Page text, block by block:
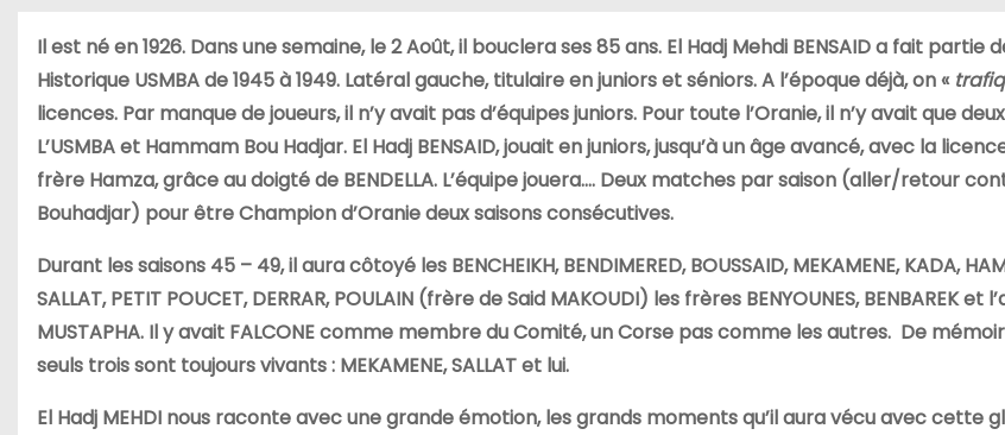
Il est né en 1926. Dans une semaine, le 2 Août, il bouclera ses 85 ans. El Hadj Mehdi BENSAID a fait partie
Historique USMBA de 1945 à 1949. Latéral gauche, titulaire en juniors et séniors. A l’époque déjà, on «
licences. Par manque de joueurs, il n’y avait pas d’équipes juniors. Pour toute l’Oranie, il n’y avait que
L’USMBA et Hammam Bou Hadjar. El Hadj BENSAID, jouait en juniors, jusqu’à un âge avancé, avec la
frère Hamza, grâce au doigté de BENDELLA. L’équipe jouera…. Deux matches par saison (aller/retour
Bouhadjar) pour être Champion d’Oranie deux saisons consécutives.
Durant les saisons 45 – 49, il aura côtoyé les BENCHEIKH, BENDIMERED, BOUSSAID, MEKAMENE, KADA,
SALLAT, PETIT POUCET, DERRAR, POULAIN (frère de Said MAKOUDI) les frères BENYOUNES, BENBAREK et
MUSTAPHA. Il y avait FALCONE comme membre du Comité, un Corse pas comme les autres. De
seuls trois sont toujours vivants : MEKAMENE, SALLAT et lui.
El Hadj MEHDI nous raconte avec une grande émotion, les grands moments qu’il aura vécu avec cette